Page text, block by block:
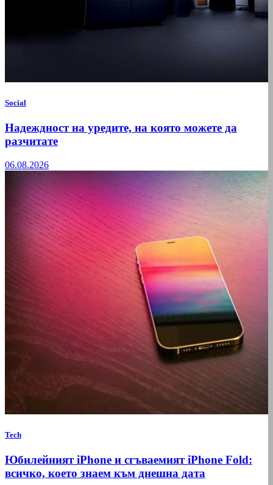
Social
Надеждност на уредите, на която можете да
разчитате
06.08.2026
Tech
Юбилейният iPhone и сгъваемият iPhone Fold:
всичко, което знаем към днешна дата